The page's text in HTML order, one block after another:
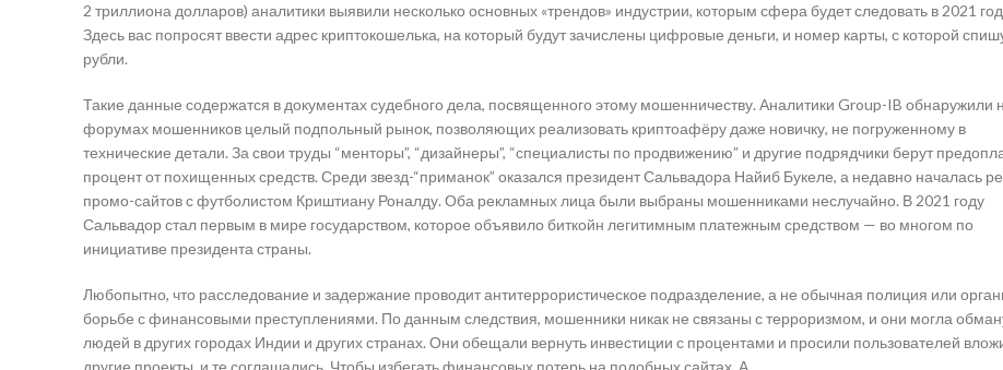
2 триллиона долларов) аналитики выявили несколько основных «трендов» индустрии, которым сфера будет следовать в 2021
Здесь вас попросят ввести адрес криптокошелька, на который будут зачислены цифровые деньги, и номер карты, с которой
рубли.
Такие данные содержатся в документах судебного дела, посвященного этому мошенничеству. Аналитики Group-IB обнаружили
форумах мошенников целый подпольный рынок, позволяющих реализовать криптоафёру даже новичку, не погруженному в
технические детали. За свои труды “менторы”, “дизайнеры”, “специалисты по продвижению” и другие подрядчики берут
процент от похищенных средств. Среди звезд-“приманок” оказался президент Сальвадора Найиб Букеле, а недавно началась
промо-сайтов с футболистом Криштиану Роналду. Оба рекламных лица были выбраны мошенниками неслучайно. В 2021 году
Сальвадор стал первым в мире государством, которое объявило биткойн легитимным платежным средством — во многом по
инициативе президента страны.
Любопытно, что расследование и задержание проводит антитеррористическое подразделение, а не обычная полиция или
борьбе с финансовыми преступлениями. По данным следствия, мошенники никак не связаны с терроризмом, и они могла
людей в других городах Индии и других странах. Они обещали вернуть инвестиции с процентами и просили пользователей